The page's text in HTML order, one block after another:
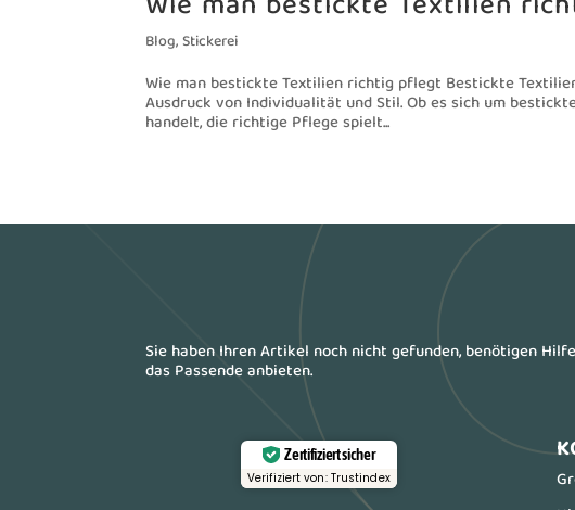
Blog,Stickerei
Wie man bestickte Textilien richtig pflegt Bestickte
Ausdruck von Individualität und Stil. Ob es sich um
handelt, die richtige Pflege spielt...
Sie haben Ihren Artikel noch nicht gefunden, benötigen
das Passende anbieten.
Zertifiziert sicher
Verifiziert von: Trustindex